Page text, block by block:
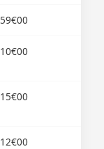
59€00
10€00
15€00
12€00